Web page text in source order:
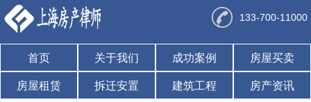
133-700-11000
首页 关于我们 成功案例 房屋买卖
房屋租赁 拆迁安置 建筑工程 房产资讯